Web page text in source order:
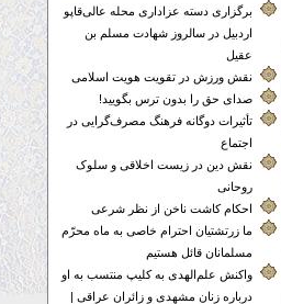
برگزاری دسته عزاداری محله عالی‌قاپو
اردبیل در سالروز شهادت مسلم بن
عقیل
نقش ورزش در تقویت هویت اسلامی
صدای حق را بدون ترس بگویید!
تأثیرات دوگانه فرهنگ مصرف‌گرایی در
اجتماع
نقش دین در زیست اخلاقی و سلوک
روحانی
احکام کاشت ناخن از نظر شرعی
ما زرتشتیان احترام خاصی به ماه محرّم
مسلمانان قائل هستیم
واکنش علم‌الهدی به کلیپ منتسب به او
درباره زنان مشهدی و زائران عراقی |